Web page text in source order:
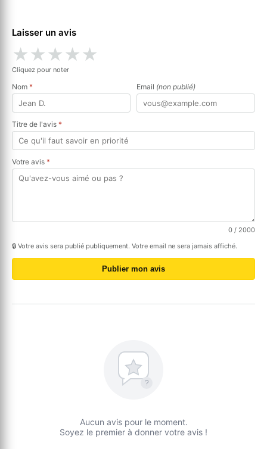
Laisser un avis
★★★★★
Cliquez pour noter
Nom * Email (non publié)
Titre de l'avis *
Votre avis *
0 / 2000
🔒 Votre avis sera publié publiquement. Votre email ne sera jamais affiché.
Publier mon avis
?
Aucun avis pour le moment.
Soyez le premier à donner votre avis !